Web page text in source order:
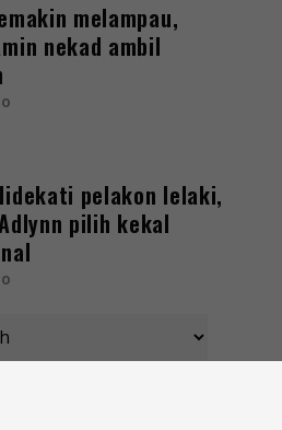
melampau,
nekad ambil
pelakon lelaki,
pilih kekal